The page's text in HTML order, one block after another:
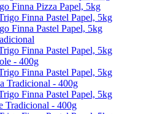
Finna Pizza Papel, 5kg
Finna Pastel Papel, 5kg
- 400g
Tradicional - 400g
Tradicional - 400g